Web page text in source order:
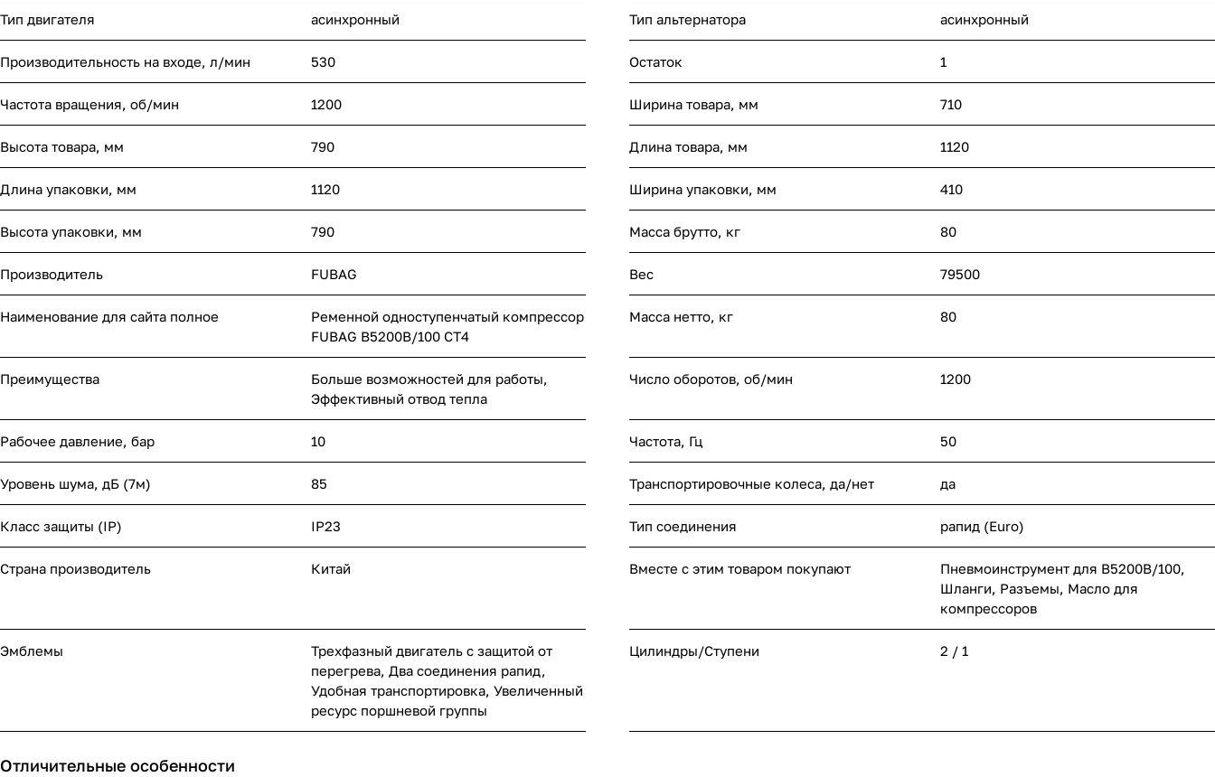
Тип двигателя асинхронный Тип альтернатора асинхронный
Производительность на входе, л/мин 530 Остаток 1
Частота вращения, об/мин 1200 Ширина товара, мм 710
Высота товара, мм 790 Длина товара, мм 1120
Длина упаковки, мм 1120 Ширина упаковки, мм 410
Высота упаковки, мм 790 Масса брутто, кг 80
Производитель FUBAG Вес 79500
Наименование для сайта полное
Ременной одноступенчатый компрессор
FUBAG B5200B/100 CT4
Масса нетто, кг 80
Преимущества
Больше возможностей для работы,
Эффективный отвод тепла
Число оборотов, об/мин 1200
Рабочее давление, бар 10 Частота, Гц 50
Уровень шума, дБ (7м) 85 Транспортировочные колеса, да/нет да
Класс защиты (IP) IP23 Тип соединения рапид (Euro)
Страна производитель Китай Вместе с этим товаром покупают
Пневмоинструмент для B5200B/100,
Шланги, Разъемы, Масло для
компрессоров
Эмблемы
Трехфазный двигатель с защитой от
перегрева, Два соединения рапид,
Удобная транспортировка, Увеличенный
ресурс поршневой группы
Цилиндры/Ступени 2 / 1
Отличительные особенности